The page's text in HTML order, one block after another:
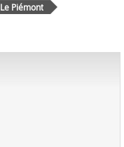
Le Piémont